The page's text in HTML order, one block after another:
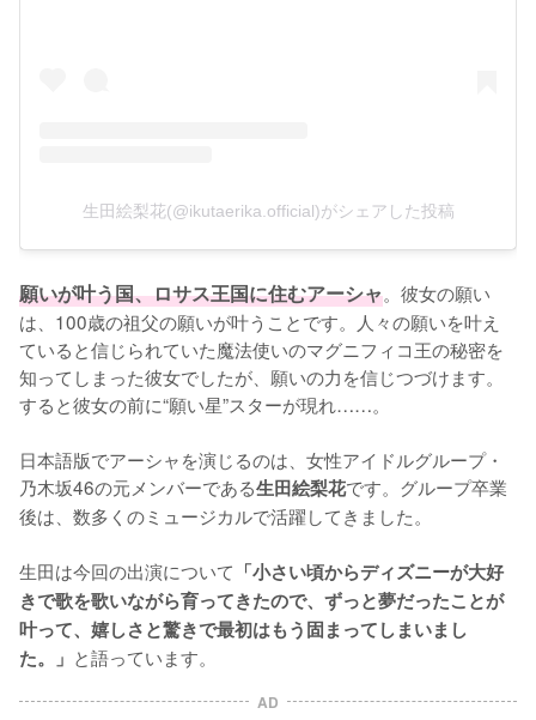
生田絵梨花(@ikutaerika.official)がシェアした投稿
願いが叶う国、ロサス王国に住むアーシャ。彼女の願い
は、100歳の祖父の願いが叶うことです。人々の願いを叶え
ていると信じられていた魔法使いのマグニフィコ王の秘密を
知ってしまった彼女でしたが、願いの力を信じつづけます。
すると彼女の前に“願い星”スターが現れ……。
日本語版でアーシャを演じるのは、女性アイドルグループ・
乃木坂46の元メンバーである生田絵梨花です。グループ卒業
後は、数多くのミュージカルで活躍してきました。
生田は今回の出演について 「小さい頃からディズニーが大好
きで歌を歌いながら育ってきたので、ずっと夢だったことが
叶って、嬉しさと驚きで最初はもう固まってしまいまし
た。」 と語っています。
AD